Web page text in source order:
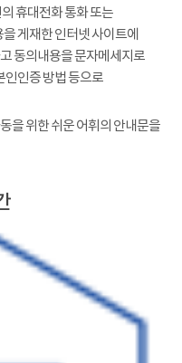
휴대전화 통화 또는
게재한 인터넷 사이트에
동의내용을 문자메세지로
인인증 방법 등으로
을 위한 쉬운 어휘의 안내문을